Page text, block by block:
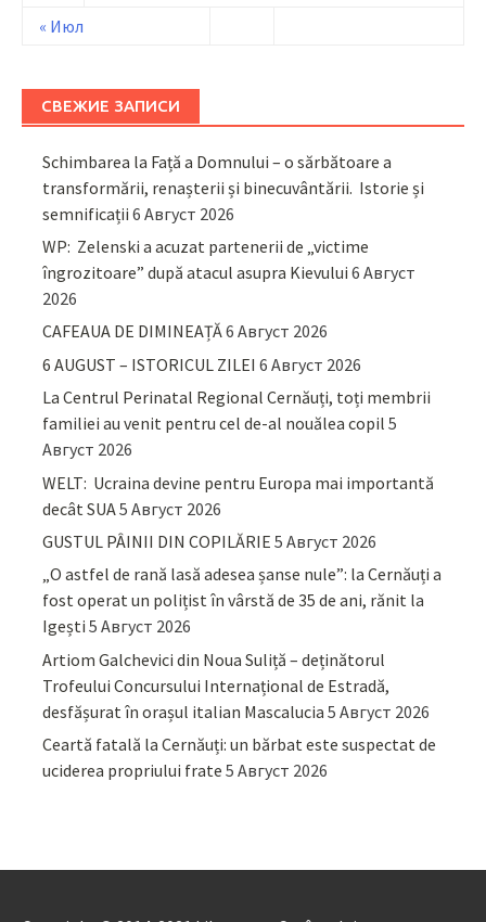
« Июл
СВЕЖИЕ ЗАПИСИ
Schimbarea la Față a Domnului – o sărbătoare a
transformării, renașterii și binecuvântării. Istorie și
semnificații 6 Август 2026
WP: Zelenski a acuzat partenerii de „victime
îngrozitoare” după atacul asupra Kievului 6 Август
2026
CAFEAUA DE DIMINEAȚĂ6 Август 2026
6 AUGUST – ISTORICUL ZILEI 6 Август 2026
La Centrul Perinatal Regional Cernăuți, toți membrii
familiei au venit pentru cel de-al nouălea copil 5
Август 2026
WELT: Ucraina devine pentru Europa mai importantă
decât SUA5 Август 2026
GUSTUL PÂINII DIN COPILĂRIE 5 Август 2026
„O astfel de rană lasă adesea șanse nule”: la Cernăuți a
fost operat un polițist în vârstă de 35 de ani, rănit la
Igești 5 Август 2026
Artiom Galchevici din Noua Suliță – deținătorul
Trofeului Concursului Internațional de Estradă,
desfășurat în orașul italian Mascalucia 5 Август 2026
Ceartă fatală la Cernăuți: un bărbat este suspectat de
uciderea propriului frate 5 Август 2026